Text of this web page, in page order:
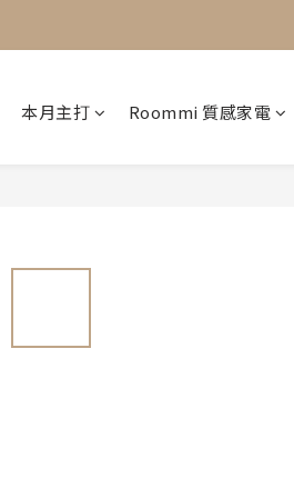
本月主打 Roommi 質感家電